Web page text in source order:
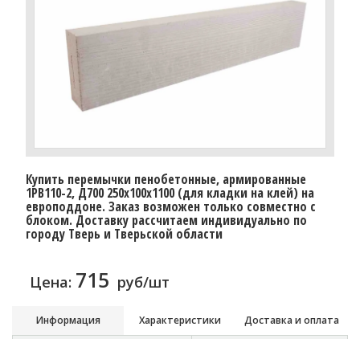
Купить перемычки пенобетонные, армированные
1PB110-2, Д700 250х100х1100 (для кладки на клей) на
европоддоне. Заказ возможен только совместно с
блоком. Доставку рассчитаем индивидуально по
городу Тверь и Тверьской области
Цена: 715 руб/шт
Информация Характеристики Доставка и оплата